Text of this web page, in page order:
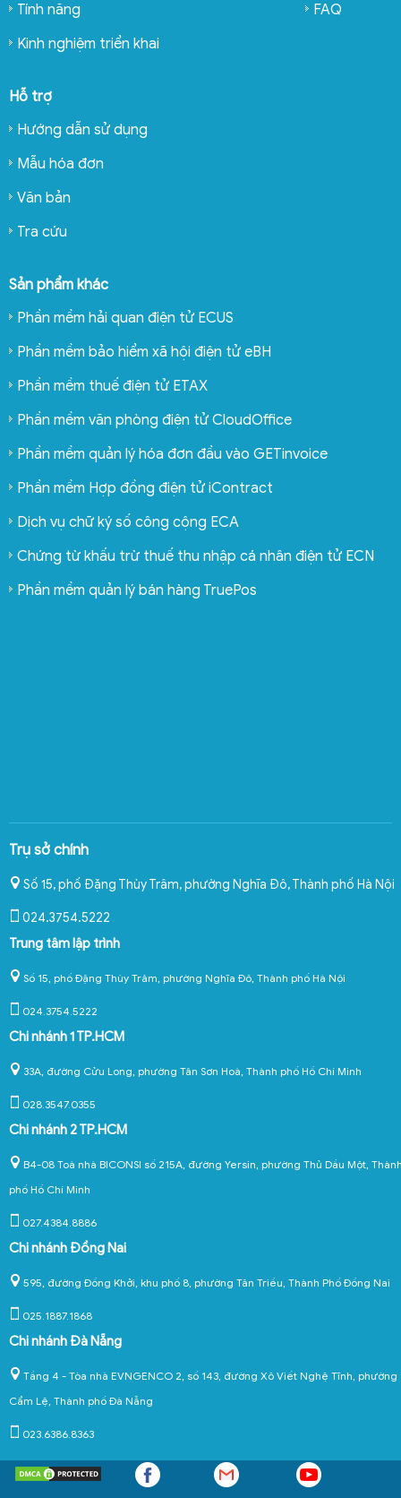
Tính năng
Kinh nghiệm triển khai
FAQ
Hỗ trợ
Hướng dẫn sử dụng
Mẫu hóa đơn
Văn bản
Tra cứu
Sản phẩm khác
Phần mềm hải quan điện tử ECUS
Phần mềm bảo hiểm xã hội điện tử eBH
Phần mềm thuế điện tử ETAX
Phần mềm văn phòng điện tử CloudOffice
Phần mềm quản lý hóa đơn đầu vào GETinvoice
Phần mềm Hợp đồng điện tử iContract
Dịch vụ chữ ký số công cộng ECA
Chứng từ khấu trừ thuế thu nhập cá nhân điện tử ECN
Phần mềm quản lý bán hàng TruePos
Trụ sở chính
Số 15, phố Đặng Thùy Trâm, phường Nghĩa Đô,Thành phố Hà Nội
024.3754.5222
Trung tâm lập trình
Số 15, phố Đặng Thùy Trâm, phường Nghĩa Đô, Thành phố Hà Nội
024.3754.5222
Chi nhánh 1 TP.HCM
33A, đường Cửu Long, phường Tân Sơn Hoà, Thành phố Hồ Chí Minh
028.3547.0355
Chi nhánh 2 TP.HCM
B4-08 Toà nhà BICONSI số 215A, đường Yersin, phường Thủ Dầu Một,
phố Hồ Chí Minh
027.4384.8886
Chi nhánh Đồng Nai
595, đường Đồng Khởi, khu phố 8, phường Tân Triều, Thành Phố Đồng Nai
025.1887.1868
Chi nhánh Đà Nẵng
Tầng 4 - Tòa nhà EVNGENCO 2, số 143, đường Xô Viết Nghệ Tĩnh, phường
Cẩm Lệ, Thành phố Đà Nẵng
023.6386.8363